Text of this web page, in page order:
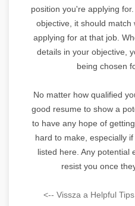
position you're applying
objective, it should
applying for at that job.
details in your objective,
being chosen
No matter how qualified
good resume to show a
to have any hope of
hard to make, especially
listed here. Any potential
resist you once
<-- Vissza a Helpful